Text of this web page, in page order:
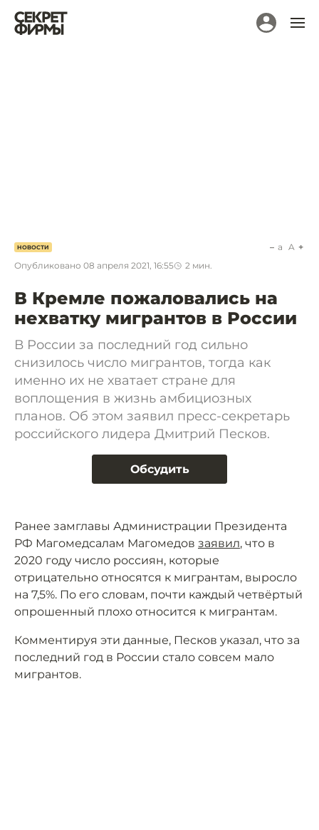
НОВОСТИ
Опубликовано 08 апреля 2021, 16:55 2 мин.
a A
В Кремле пожаловались на
нехватку мигрантов в России
В России за последний год сильно
снизилось число мигрантов, тогда как
именно их не хватает стране для
воплощения в жизнь амбициозных
планов. Об этом заявил пресс-секретарь
российского лидера Дмитрий Песков.
Обсудить
Ранее замглавы Администрации Президента
РФ Магомедсалам Магомедов заявил, что в
2020 году число россиян, которые
отрицательно относятся к мигрантам, выросло
на 7,5%. По его словам, почти каждый четвёртый
опрошенный плохо относится к мигрантам.
Комментируя эти данные, Песков указал, что за
последний год в России стало совсем мало
мигрантов.